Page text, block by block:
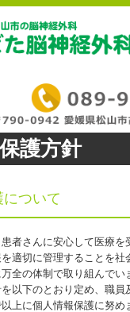
セス護方針
ついて
者さんに安心して医療を
適切に管理することを社
全の体制で取り組んでい
以下のとおり定め、職員
上に個人情報保護に努め